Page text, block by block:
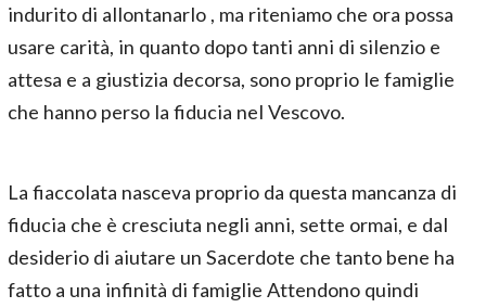
indurito di allontanarlo , ma riteniamo che ora possa
usare carità, in quanto dopo tanti anni di silenzio e
attesa e a giustizia decorsa, sono proprio le famiglie
che hanno perso la fiducia nel Vescovo.
La fiaccolata nasceva proprio da questa mancanza di
fiducia che è cresciuta negli anni, sette ormai, e dal
desiderio di aiutare un Sacerdote che tanto bene ha
fatto a una infinità di famiglie Attendono quindi